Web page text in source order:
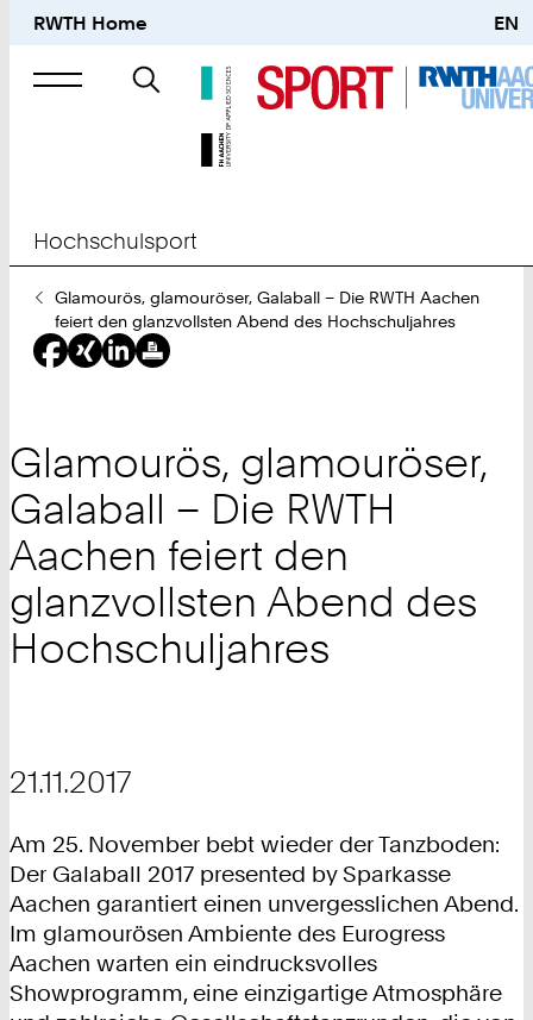
RWTH Home EN
Suche
nach
Hochschulsport
Sie
sind
hier:
Glamourös, glamouröser, Galaball – Die RWTH Aachen
feiert den glanzvollsten Abend des Hochschuljahres
Glamourös, glamouröser,
Galaball – Die RWTH
Aachen feiert den
glanzvollsten Abend des
Hochschuljahres
21.11.2017
Am 25. November bebt wieder der Tanzboden:
Der Galaball 2017 presented by Sparkasse
Aachen garantiert einen unvergesslichen Abend.
Im glamourösen Ambiente des Eurogress
Aachen warten ein eindrucksvolles
Showprogramm, eine einzigartige Atmosphäre